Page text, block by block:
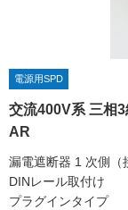
電源用SPD
交流400V系 三相
AR
漏電遮断器 1 次側（
DINレール取付け
プラグインタイプ